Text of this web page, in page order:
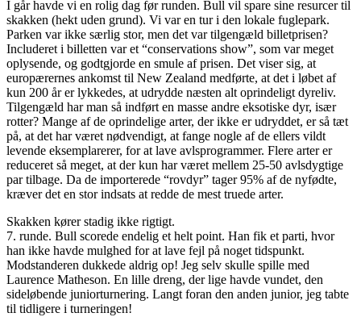
I går havde vi en rolig dag før runden. Bull vil spare sine resurcer til
skakken (hekt uden grund). Vi var en tur i den lokale fuglepark.
Parken var ikke særlig stor, men det var tilgengæld billetprisen?
Includeret i billetten var et “conservations show”, som var meget
oplysende, og godtgjorde en smule af prisen. Det viser sig, at
europærernes ankomst til New Zealand medførte, at det i løbet af
kun 200 år er lykkedes, at udrydde næsten alt oprindeligt dyreliv.
Tilgengæld har man så indført en masse andre eksotiske dyr, især
rotter? Mange af de oprindelige arter, der ikke er udryddet, er så tæt
på, at det har været nødvendigt, at fange nogle af de ellers vildt
levende eksemplarerer, for at lave avlsprogrammer. Flere arter er
reduceret så meget, at der kun har været mellem 25-50 avlsdygtige
par tilbage. Da de importerede “rovdyr” tager 95% af de nyfødte,
kræver det en stor indsats at redde de mest truede arter.
Skakken kører stadig ikke rigtigt.
7. runde. Bull scorede endelig et helt point. Han fik et parti, hvor
han ikke havde mulghed for at lave fejl på noget tidspunkt.
Modstanderen dukkede aldrig op! Jeg selv skulle spille med
Laurence Matheson. En lille dreng, der lige havde vundet, den
sideløbende juniorturnering. Langt foran den anden junior, jeg tabte
til tidligere i turneringen!